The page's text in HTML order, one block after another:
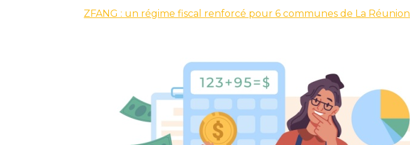
ZFANG : un régime fiscal renforcé pour 6 communes de La Réunion